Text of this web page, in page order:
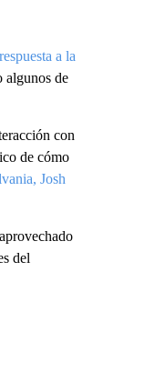
a la
algunos de
con
de cómo
Josh
del